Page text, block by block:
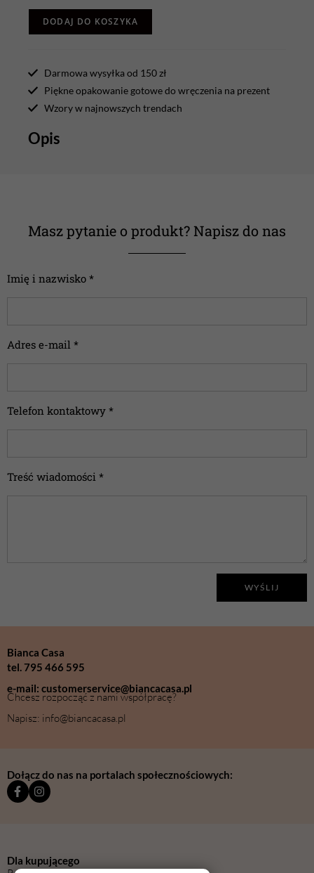
DODAJ DO KOSZYKA
Darmowa wysyłka od 150 zł
Piękne opakowanie gotowe do wręczenia na prezent
Wzory w najnowszych trendach
Opis
Masz pytanie o produkt? Napisz do nas
Imię i nazwisko *
Adres e-mail *
Telefon kontaktowy *
Treść wiadomości *
WYŚLIJ
Bianca Casa
tel. 795 466 595
e-mail: customerservice@biancacasa.pl
Chcesz rozpocząć z nami współpracę?
Napisz: info@biancacasa.pl
Dołącz do nas na portalach społecznościowych:
Dla kupującego